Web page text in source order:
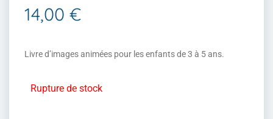
14,00 €
Livre d’images animées pour les enfants de 3 à 5 ans.
Rupture de stock